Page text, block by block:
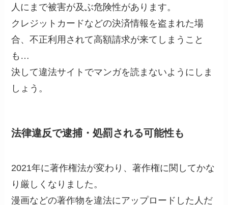
人にまで被害が及ぶ危険性があります。
クレジットカードなどの決済情報を盗まれた場
合、不正利用されて高額請求が来てしまうこと
も…
決して違法サイトでマンガを読まないようにしま
しょう。
法律違反で逮捕・処罰される可能性も
2021年に著作権法が変わり、著作権に関してかな
り厳しくなりました。
漫画などの著作物を違法にアップロードした人だ